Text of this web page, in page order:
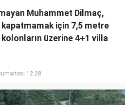
Muhammet Dilmaç,
için 7,5 metre
üzerine 4+1 villa
12:28